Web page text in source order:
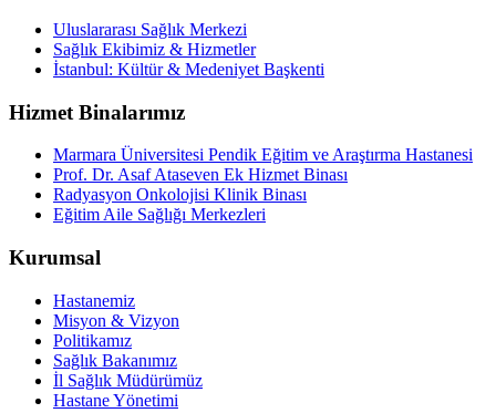
Uluslararası Sağlık Merkezi
Sağlık Ekibimiz & Hizmetler
İstanbul: Kültür & Medeniyet Başkenti
Hizmet Binalarımız
Marmara Üniversitesi Pendik Eğitim ve Araştırma Hastanesi
Prof. Dr. Asaf Ataseven Ek Hizmet Binası
Radyasyon Onkolojisi Klinik Binası
Eğitim Aile Sağlığı Merkezleri
Kurumsal
Hastanemiz
Misyon & Vizyon
Politikamız
Sağlık Bakanımız
İl Sağlık Müdürümüz
Hastane Yönetimi